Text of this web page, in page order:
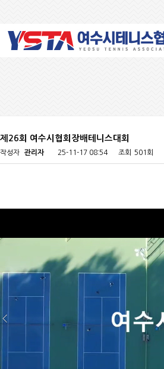
제26회 여수시협회장배테니스대회
작성자 관리자 25-11-17 08:54 조회 501회